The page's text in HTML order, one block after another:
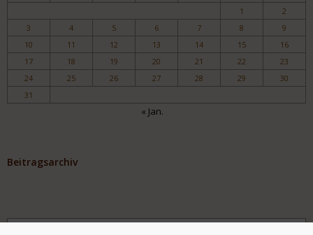
1
2
3
4 5 6 7 8
9
10
11 12 13 14 15
16
17
18 19 20 21 22
23
24
25 26 27 28 29
30
31
« Jan.
Beitragsarchiv
Archiv